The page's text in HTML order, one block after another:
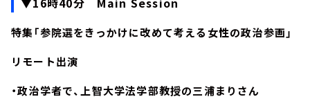
特集「参院選をきっかけに改めて考える女性の政治参画」
リモート出演
・政治学者で、上智大学法学部教授の三浦まりさん